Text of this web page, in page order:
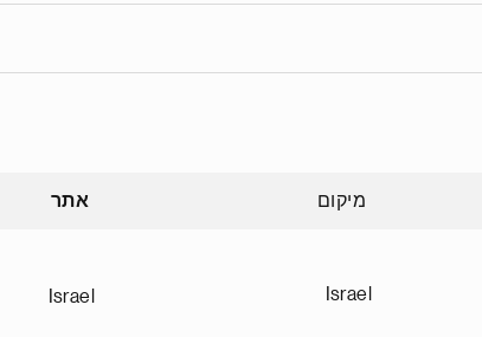
מיקום אתר
Israel
Israel